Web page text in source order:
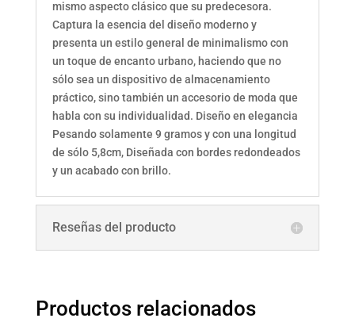
mismo aspecto clásico que su predecesora.
Captura la esencia del diseño moderno y
presenta un estilo general de minimalismo con
un toque de encanto urbano, haciendo que no
sólo sea un dispositivo de almacenamiento
práctico, sino también un accesorio de moda que
habla con su individualidad. Diseño en elegancia
Pesando solamente 9 gramos y con una longitud
de sólo 5,8cm, Diseñada con bordes redondeados
y un acabado con brillo.
Reseñas del producto
Productos relacionados